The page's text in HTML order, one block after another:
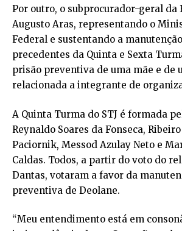
Por outro, o subprocurador-geral da
Augusto Aras, representando o
Federal e sustentando a
precedentes da Quinta e Sexta
prisão preventiva de uma mãe e de
relacionada a integrante de
A Quinta Turma do STJ é formada
Reynaldo Soares da Fonseca,
Paciornik, Messod Azulay Neto e
Caldas. Todos, a partir do voto do
Dantas, votaram a favor da
preventiva de Deolane.
“Meu entendimento está em